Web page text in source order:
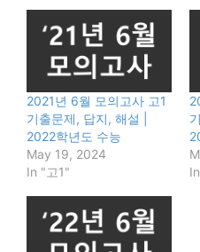
2021년 6월 모의고사 고1
기출문제, 답지, 해설 |
2022학년도 수능
May 19, 2024
In "고1"